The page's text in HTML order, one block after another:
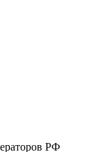
РФ